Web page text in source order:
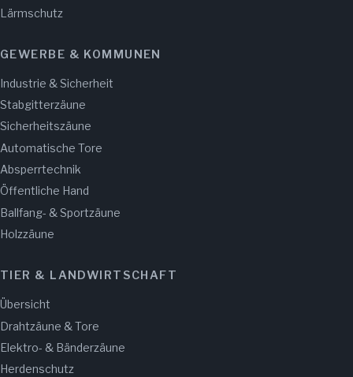
Lärmschutz
GEWERBE & KOMMUNEN
Industrie & Sicherheit
Stabgitterzäune
Sicherheitszäune
Automatische Tore
Absperrtechnik
Öffentliche Hand
Ballfang- & Sportzäune
Holzzäune
TIER & LANDWIRTSCHAFT
Übersicht
Drahtzäune & Tore
Elektro- & Bänderzäune
Herdenschutz